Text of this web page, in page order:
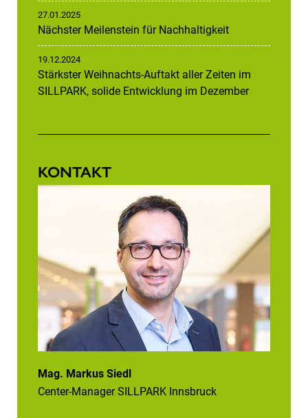
27.01.2025
Nächster Meilenstein für Nachhaltigkeit
19.12.2024
Stärkster Weihnachts-Auftakt aller Zeiten im
SILLPARK, solide Entwicklung im Dezember
KONTAKT
Mag. Markus Siedl
Center-Manager SILLPARK Innsbruck